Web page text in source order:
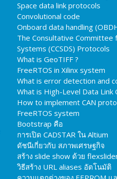
Space data link protocols
Convolutional code
Onboard data handling
The Consultative Committee
Systems (CCSDS) Protocols
What is GeoTIFF ?
FreeRTOS in Xilinx system
What is error detection and
What is High-Level Data Link
How to implement CAN
FreeRTOS system
Bootstrap คือ
การเปิด CADSTAR ใน Altium
ดัชนีเกี่ยวกับ สภาพเศรษฐกิจ
สร้าง slide show ด้วย
วิธีสร้าง URL aliases อัตโนมัติ